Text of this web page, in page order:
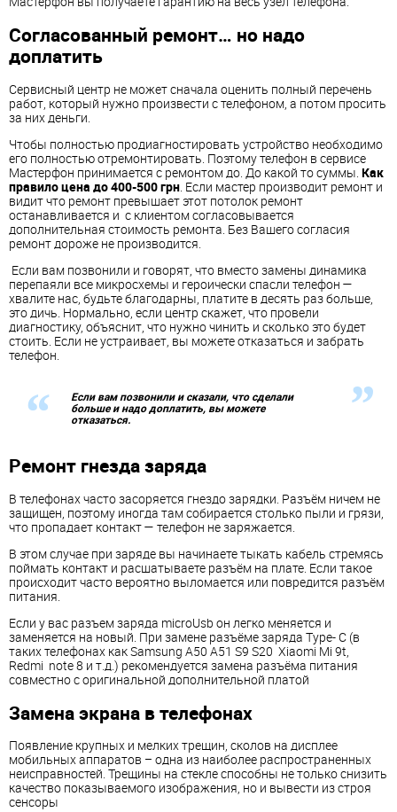
Согласованный ремонт… но надо
доплатить
Сервисный центр не может сначала оценить полный перечень
работ, который нужно произвести с телефоном, а потом просить
за них деньги.
Чтобы полностью продиагностировать устройство необходимо
его полностью отремонтировать. Поэтому телефон в сервисе
Мастерфон принимается с ремонтом до. До какой то суммы. Как
правило цена до 400-500 грн . Если мастер производит ремонт и
видит что ремонт превышает этот потолок ремонт
останавливается и с клиентом согласовывается
дополнительная стоимость ремонта. Без Вашего согласия
ремонт дороже не производится.
Если вам позвонили и говорят, что вместо замены динамика
перепаяли все микросхемы и героически спасли телефон —
хвалите нас, будьте благодарны, платите в десять раз больше,
это дичь. Нормально, если центр скажет, что провели
диагностику, объяснит, что нужно чинить и сколько это будет
стоить. Если не устраивает, вы можете отказаться и забрать
телефон.
Если вам позвонили и сказали, что сделали
больше и надо доплатить, вы можете
отказаться.
Ремонт гнезда заряда
В телефонах часто засоряется гнездо зарядки. Разъём ничем не
защищен, поэтому иногда там собирается столько пыли и грязи,
что пропадает контакт — телефон не заряжается.
В этом случае при заряде вы начинаете тыкать кабель стремясь
поймать контакт и расшатываете разъём на плате. Если такое
проиcходит часто вероятно выломается или повредится разъём
питания.
Если у вас разъем заряда microUsb он легко меняется и
заменяется на новый. При замене разъёме заряда Type- C (в
таких телефонах как Samsung A50 A51 S9 S20 Xiaomi Mi 9t,
Redmi note 8 и т.д.) рекомендуется замена разъёма питания
совместно с оригинальной дополнительной платой
Замена экрана в телефонах
Появление крупных и мелких трещин, сколов на дисплее
мобильных аппаратов – одна из наиболее распространенных
неисправностей. Трещины на стекле способны не только снизить
качество показываемого изображения, но и вывести из строя
сенсоры